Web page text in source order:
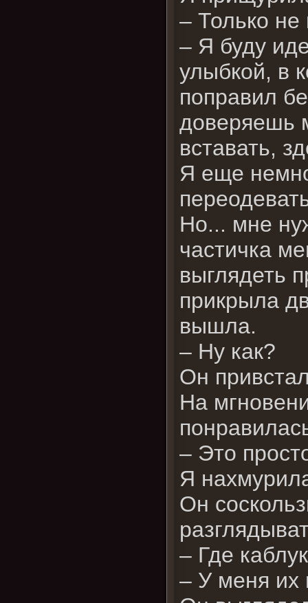
– Только
– Я буду
улыбкой, в
поправил
доверяешь
вставать,
Я еще
Но... мне
частичка
выглядеть
прикрыла
вышла.
– Ну как?
Он
На
– Это
Я
Он
– Где
– У меня их